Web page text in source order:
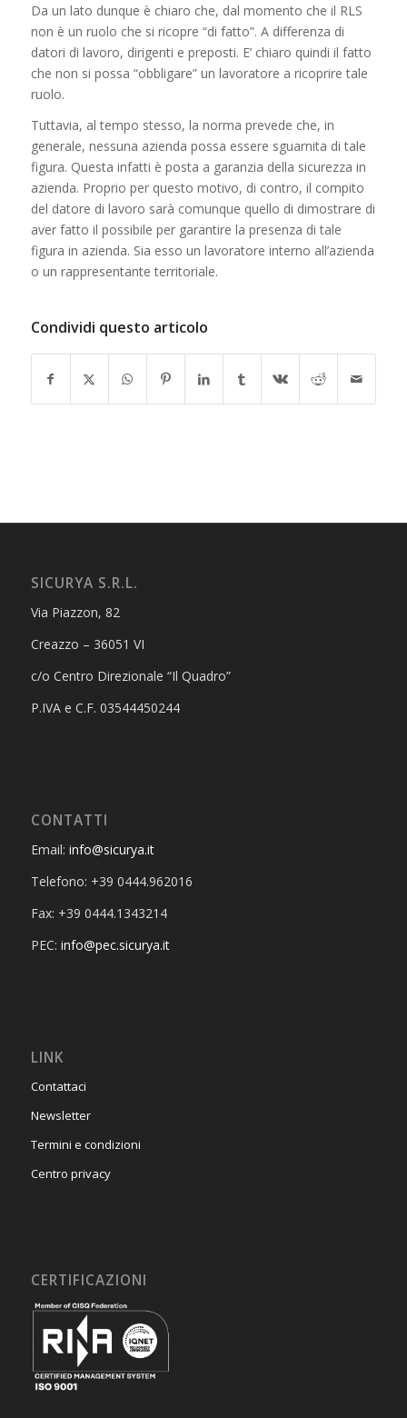
Da un lato dunque è chiaro che, dal momento che il RLS
non è un ruolo che si ricopre “di fatto”. A differenza di
datori di lavoro, dirigenti e preposti. E’ chiaro quindi il fatto
che non si possa “obbligare” un lavoratore a ricoprire tale
ruolo.
Tuttavia, al tempo stesso, la norma prevede che, in
generale, nessuna azienda possa essere sguarnita di tale
figura. Questa infatti è posta a garanzia della sicurezza in
azienda. Proprio per questo motivo, di contro, il compito
del datore di lavoro sarà comunque quello di dimostrare di
aver fatto il possibile per garantire la presenza di tale
figura in azienda. Sia esso un lavoratore interno all’azienda
o un rappresentante territoriale.
Condividi questo articolo
SICURYA S.R.L.
Via Piazzon, 82
Creazzo – 36051 VI
c/o Centro Direzionale “Il Quadro”
P.IVA e C.F. 03544450244
CONTATTI
Email: info@sicurya.it
Telefono: +39 0444.962016
Fax: +39 0444.1343214
PEC: info@pec.sicurya.it
LINK
Contattaci
Newsletter
Termini e condizioni
Centro privacy
CERTIFICAZIONI